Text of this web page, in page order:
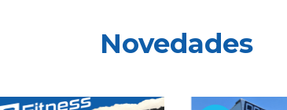
Novedades